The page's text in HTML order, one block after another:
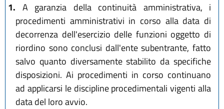
1. A garanzia della continuità amministrativa, i
procedimenti amministrativi in corso alla data di
decorrenza dell'esercizio delle funzioni oggetto di
riordino sono conclusi dall'ente subentrante, fatto
salvo quanto diversamente stabilito da specifiche
disposizioni. Ai procedimenti in corso continuano
ad applicarsi le discipline procedimentali vigenti alla
data del loro avvio.